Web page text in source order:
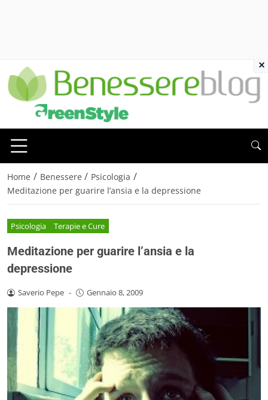
Home / Benessere / Psicologia /
Meditazione per guarire l’ansia e la depressione
Psicologia Terapie e Cure
Meditazione per guarire l’ansia e la
depressione
Saverio Pepe - Gennaio 8, 2009
×